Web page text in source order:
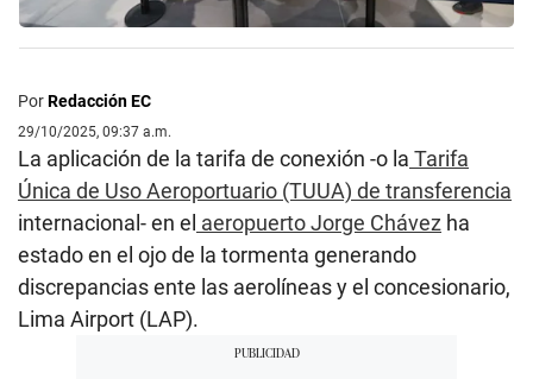
PorRedacción EC
29/10/2025, 09:37 a.m.
La aplicación de la tarifa de conexión -o la Tarifa
Única de Uso Aeroportuario (TUUA) de transferencia
internacional- en el aeropuerto Jorge Chávez ha
estado en el ojo de la tormenta generando
discrepancias ente las aerolíneas y el concesionario,
Lima Airport (LAP).